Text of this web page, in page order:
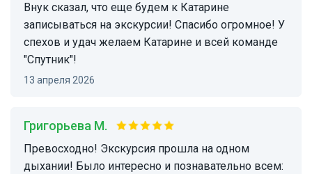
Внук сказал, что еще будем к Катарине
записываться на экскурсии! Спасибо огромное! У
спехов и удач желаем Катарине и всей команде
"Спутник"!
13 апреля 2026
Григорьева М.
Превосходно! Экскурсия прошла на одном
дыхании! Было интересно и познавательно всем: